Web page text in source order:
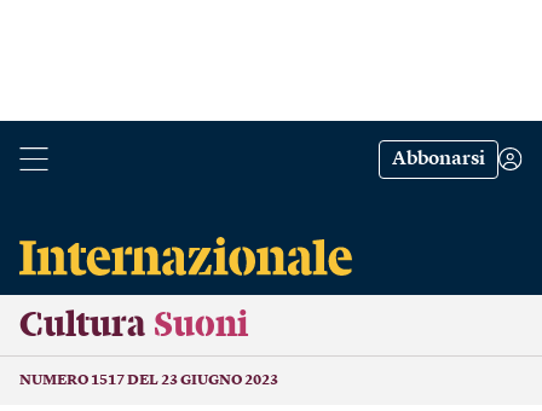
Abbonarsi
Cultura Suoni
NUMERO 1517 DEL 23 GIUGNO 2023